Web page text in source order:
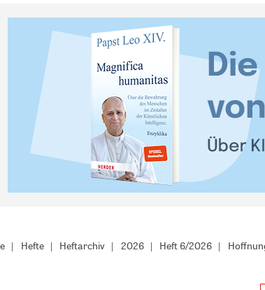
Hefte Heftarchiv 2026 Heft 6/2026